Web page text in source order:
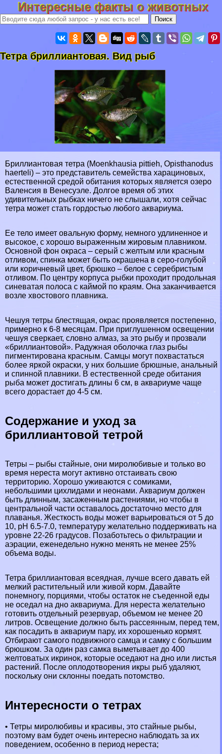
Интересные факты о животных
Тетра бриллиантовая. Вид рыб
Бриллиантовая тетра (Moenkhausia pittieh, Opisthanodus
haerteli) – это представитель семейства харациновых,
естественной средой обитания которых является озеро
Валенсия в Венесуэле. Долгое время об этих
удивительных рыбках ничего не слышали, хотя сейчас
тетра может стать гордостью любого аквариума.
Ее тело имеет овальную форму, немного удлиненное и
высокое, с хорошо выраженным жировым плавником.
Основной фон окраса – серый с желтым или красным
отливом, спинка может быть окрашена в серо-гoлyбой
или коричневый цвет, брюшко – белое с серебристым
отливом. По центру корпуса рыбки проходит продольная
синеватая полоса с каймой по краям. Она заканчивается
возле хвостового плавника.
Чешуя тетры блестящая, окрас проявляется постепенно,
примерно к 6-8 месяцам. При приглушенном освещении
чешуя сверкает, словно алмаз, за это рыбу и прозвали
«бриллиантовой». Радужная оболочка глаз рыбы
пигментирована красным. Самцы могут похвастаться
более яркой окраски, у них большие брюшные, aнaльный
и спинной плавники. В естественной среде обитания
рыба может достигать длины 6 см, в аквариуме чаще
всего дорастает до 4-5 см.
Содержание и уход за
бриллиантовой тетрой
Тетры – рыбы стайные, они миролюбивые и только во
время нереста могут активно отстаивать свою
территорию. Хорошо уживаются с сомиками,
небольшими цихлидами и неонами. Аквариум должен
быть длинным, засаженным растениями, но чтобы в
центральной части оставалось достаточно место для
плаванья. Жесткость воды может варьироваться от 5 до
10, рН 6.5-7.0, температуру желательно поддерживать на
уровне 22-26 градусов. Позаботьтесь о фильтрации и
аэрации, еженедельно нужно менять не менее 25%
объема воды.
Тетра бриллиантовая всеядная, лучше всего давать ей
мелкий растительный или живой корм. Давайте
понемногу, порциями, чтобы остаток не съеденной еды
не оседал на дно аквариума. Для нереста желательно
готовить отдельный резервуар, объемом не менее 20
литров. Освещение должно быть рассеянным, перед тем,
как посадить в аквариум пару, их хорошенько кормят.
Отбирают самого подвижного самца и самку с большим
брюшком. За один раз самка выметывает до 400
желтоватых икринок, которые оседают на дно или листья
растений. После оплодотворения икры рыб удаляют,
поскольку они склонны поедать потомство.
Интересности о тетрах
• Тетры миролюбивы и красивы, это стайные рыбы,
поэтому вам будет очень интересно наблюдать за их
поведением, особенно в период нереста;